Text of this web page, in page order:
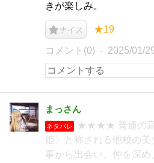
きが楽しみ。
ナイス ★19
コメント(0) 2025/01/
まっさん
ネタバレ
★★★★ 普通の高
姫〉と称される他校の
事から出会い、仲を深